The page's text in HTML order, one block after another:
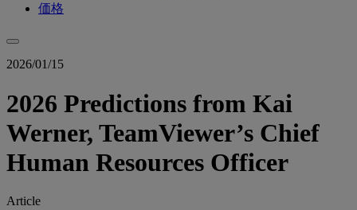
価格
2026/01/15
2026 Predictions from Kai
Werner, TeamViewer’s Chief
Human Resources Officer
Article